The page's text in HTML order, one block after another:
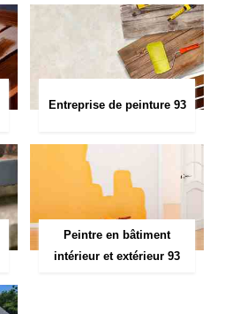
Entreprise de peinture 93
Peintre en bâtiment
intérieur et extérieur 93